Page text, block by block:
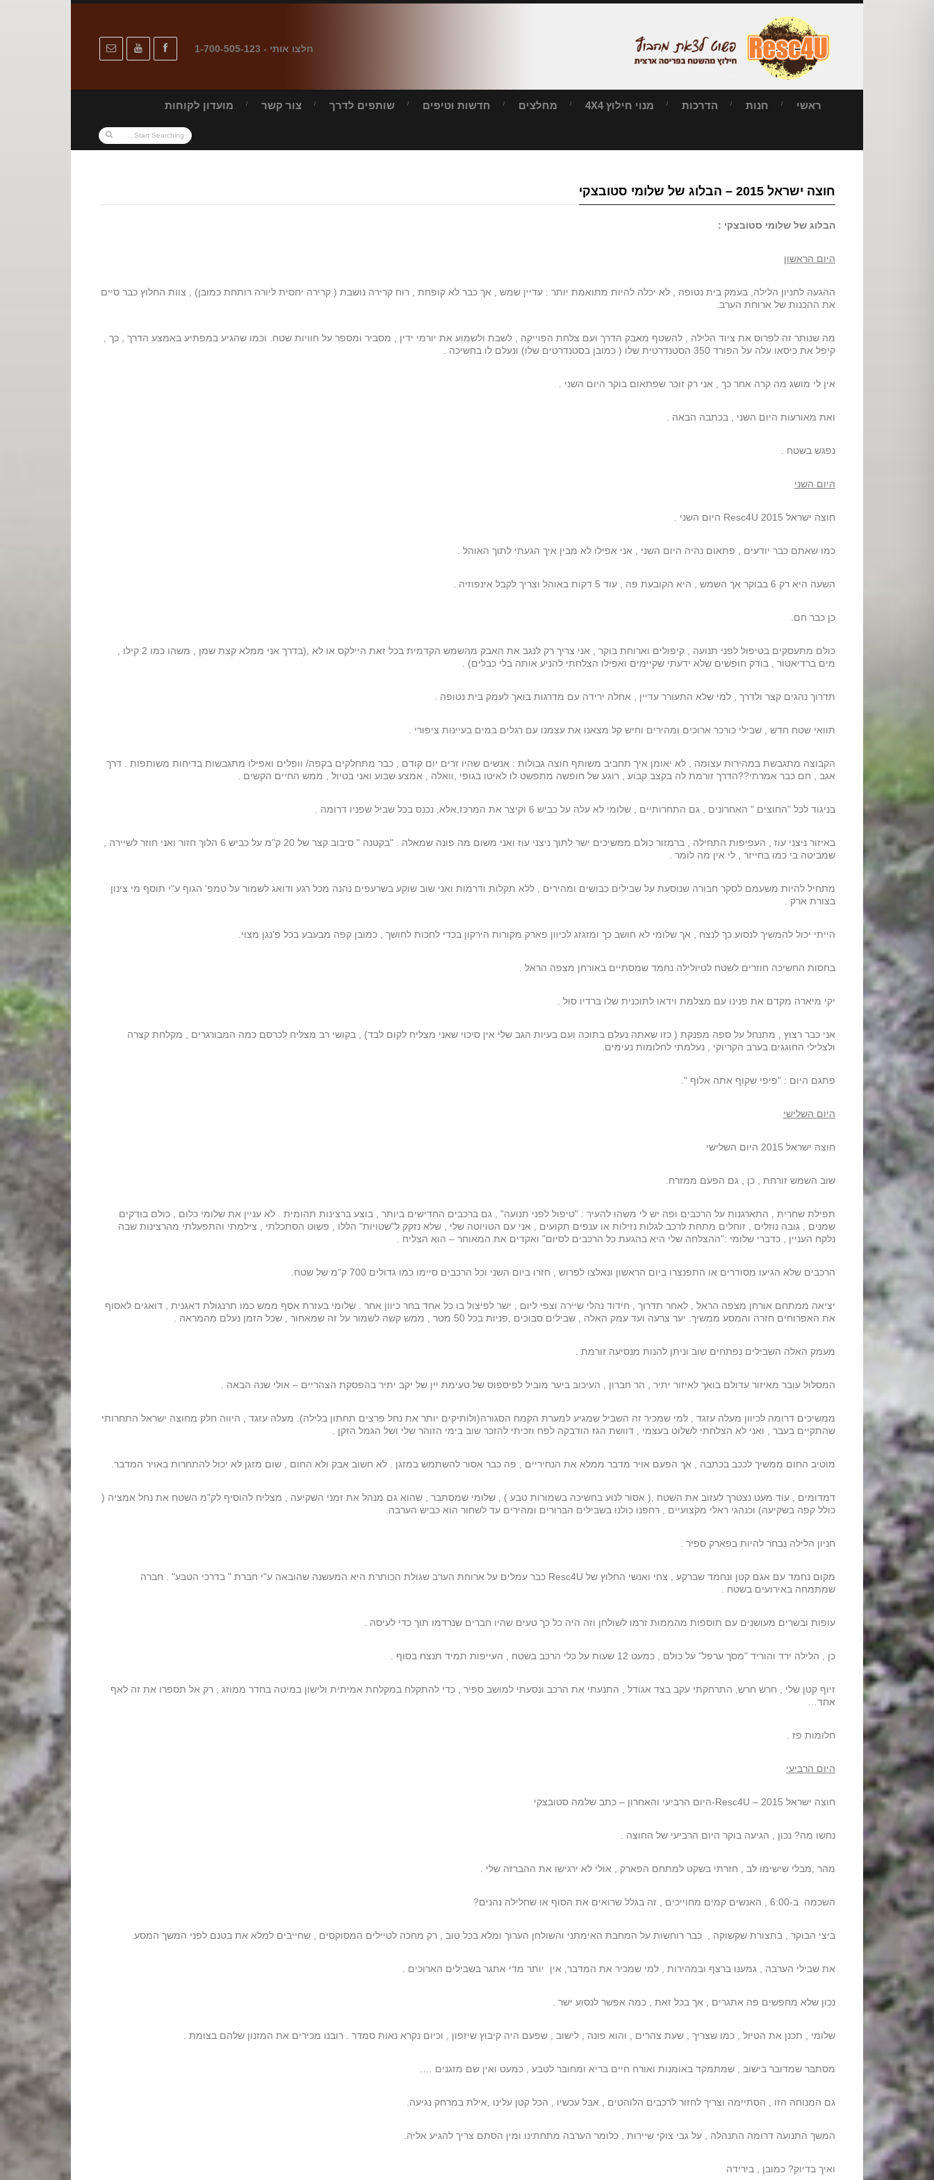
חלצו אותי - 1-700-505-123
ראשי חנות הדרכות מנוי חילוץ 4X4 מחלצים חדשות וטיפים שותפים לדרך צור קשר מועדון לקוחות
חוצה ישראל 2015 – הבלוג של שלומי סטובצקי
הבלוג של שלומי סטובצקי :
היום הראשון
ההגעה לחניון הלילה, בעמק בית נטופה , לא יכלה להיות מתואמת יותר : עדיין שמש , אך כבר לא קופחת , רוח קרירה נושבת ( קרירה יחסית ליורה רותחת כמובן) , צוות החלוץ כבר סיים
את ההכנות של ארוחת הערב.
מה שנותר זה לפרוס את ציוד הלילה , להשטף מאבק הדרך ועם צלחת הפוייקה , לשבת ולשמוע את יורמי ידין , מסביר ומספר על חוויות שטח. וכמו שהגיע במפתיע באמצע הדרך , כך ,
קיפל את כיסאו עלה על הפורד 350 הסטנדרטית שלו ( כמובן בסטנדרטים שלו) ונעלם לו בחשיכה .
אין לי מושג מה קרה אחר כך , אני רק זוכר שפתאום בוקר היום השני .
ואת מאורעות היום השני , בכתבה הבאה .
נפגש בשטח .
היום השני
חוצה ישראל 2015 Resc4U היום השני .
כמו שאתם כבר יודעים , פתאום נהיה היום השני , אני אפילו לא מבין איך הגעתי לתוך האוהל .
השעה היא רק 6 בבוקר אך השמש , היא הקובעת פה , עוד 5 דקות באוהל וצריך לקבל אינפוזיה .
כן כבר חם.
כולם מתעסקים בטיפול לפני תנועה , קיפולים וארוחת בוקר , אני צריך רק לנגב את האבק מהשמש הקדמית בכל זאת היילקס או לא ,(בדרך אני ממלא קצת שמן , משהו כמו 2 קילו ,
מים ברדיאטור , בודק חופשים שלא ידעתי שקיימים ואפילו הצלחתי להניע אותה בלי כבלים) .
תדרוך נהגים קצר ולדרך , למי שלא התעורר עדיין , אחלה ירידה עם מדרגות בואך לעמק בית נטופה .
תוואי שטח חדש , שבילי כורכר ארוכים ומהירים וחיש קל מצאנו את עצמנו עם רגלים במים בעיינות ציפורי .
הקבוצה מתגבשת במהירות עצומה , לא יאומן איך תחביב משותף חוצה גבולות : אנשים שהיו זרים יום קודם , כבר מתחלקים בקפה/ וופלים ואפילו מתגבשות בדיחות משותפות . דרך
אגב , חם כבר אמרתי??הדרך זורמת לה בקצב קבוע , רוגע של חופשה מתפשט לו לאיטו בגופי ,וואלה , אמצע שבוע ואני בטיול , ממש החיים הקשים .
בניגוד לכל "החוצים " האחרונים , גם התחרותיים , שלומי לא עלה על כביש 6 וקיצר את המרכז,אלא, נכנס בכל שביל שפניו דרומה .
באיזור ניצני עוז , העפיפות התחילה , ברמזור כולם ממשיכים ישר לתוך ניצני עוז ואני משום מה פונה שמאלה . "בקטנה " סיבוב קצר של 20 ק"מ על כביש 6 הלוך חזור ואני חוזר לשיירה ,
שמביטה בי כמו בחייזר , לי אין מה לומר .
מתחיל להיות משעמם לסקר חבורה שנוסעת על שבילים כבושים ומהירים , ללא תקלות ודרמות ואני שוב שוקע בשרעפים נהנה מכל רגע ודואג לשמור על טמפ' הגוף ע"י תוסף מי צינון
בצורת ארק .
הייתי יכול להמשיך לנסוע כך לנצח , אך שלומי לא חושב כך ומזגזג לכיוון פארק מקורות הירקון בכדי לחכות לחושך , כמובן קפה מבעבע בכל פ'נגן מצוי.
בחסות החשיכה חוזרים לשטח לטיולילה נחמד שמסתיים באורחן מצפה הראל .
יקי מיארה מקדם את פנינו עם מצלמת וידאו לתוכנית שלו ברדיו סול .
אני כבר רצוץ , מתנחל על ספה מפנקת ( כזו שאתה נעלם בתוכה ועם בעיות הגב שלי אין סיכוי שאני מצליח לקום לבד) , בקושי רב מצליח לכרסם כמה המבורגרים , מקלחת קצרה
ולצלילי החוגגים בערב הקריוקי , נעלמתי לחלומות נעימים.
פתגם היום : "פיפי שקוף אתה אלוף ".
היום השלישי
חוצה ישראל 2015 היום השלישי
שוב השמש זורחת , כן , גם הפעם ממזרח.
תפילת שחרית , התארגנות על הרכבים ופה יש לי משהו להעיר : "טיפול לפני תנועה" , גם ברכבים החדישים ביותר , בוצע ברצינות תהומית . לא עניין את שלומי כלום , כולם בודקים
שמנים , גובה נוזלים , זוחלים מתחת לרכב לגלות נזילות או ענפים תקועים , אני עם הטויוטה שלי , שלא נזקק ל"שטויות" הללו , פשוט הסתכלתי , צילמתי והתפעלתי מהרצינות שבה
נלקח העניין , כדברי שלומי :"ההצלחה שלי היא בהגעת כל הרכבים לסיום" ואקדים את המאוחר – הוא הצליח .
הרכבים שלא הגיעו מסודרים או התפנצרו ביום הראשון ונאלצו לפרוש , חזרו ביום השני וכל הרכבים סיימו כמו גדולים 700 ק"מ של שטח.
יציאה ממתחם אורחן מצפה הראל , לאחר תדרוך , חידוד נהלי שיירה וצפי ליום , ישר לפיצול בו כל אחד בחר כיוון אחר . שלומי בעזרת אסף ממש כמו תרנגולת דאגנית , דואגים לאסוף
את האפרוחים חזרה והמסע ממשיך. יער צרעה ועד עמק האלה , שבילים סבוכים ,פניות בכל 50 מטר , ממש קשה לשמור על זה שמאחור , שכל הזמן נעלם מהמראה .
מעמק האלה השבילים נפתחים שוב וניתן להנות מנסיעה זורמת .
המסלול עובר מאיזור עדולם בואך לאיזור יתיר , הר חברון , העיכוב ביער מוביל לפיספוס של טעימת יין של יקב יתיר בהפסקת הצהריים – אולי שנה הבאה .
ממשיכים דרומה לכיוון מעלה עזגד , למי שמכיר זה השביל שמגיע למערת הקמח הסגורה(ולותיקים יותר את נחל פרצים תחתון בלילה). מעלה עזגד , היווה חלק מחוצה ישראל התחרותי
שהתקיים בעבר , ואני לא הצלחתי לשלוט בעצמי , דוושת הגז הודבקה לפח וזכיתי להזכר שוב בימי הזוהר שלי ושל הגמל הזקן .
מוטיב החום ממשיך לככב בכתבה , אך הפעם אויר מדבר ממלא את הנחיריים , פה כבר אסור להשתמש במזגן . לא חשוב אבק ולא החום , שום מזגן לא יכול להתחרות באויר המדבר.
דמדומים , עוד מעט נצטרך לעזוב את השטח ,( אסור לנוע בחשיכה בשמורות טבע ) , שלומי שמסתבר , שהוא גם מנהל את זמני השקיעה , מצליח להוסיף לק"מ השטח את נחל אמציה (
כולל קפה בשקיעה) וכנהגי ראלי מקצועיים , רחפנו כולנו בשבילים הברורים ומהירים עד לשחור הוא כביש הערבה.
חניון הלילה נבחר להיות בפארק ספיר .
מקום נחמד עם אגם קטן ונחמד שברקע , צחי ואנשי החלוץ של Resc4U כבר עמלים על ארוחת הערב שגולת הכותרת היא המעשנה שהובאה ע"י חברת " בדרכי הטבע" . חברה
שמתמחה באירועים בשטח .
עופות ובשרים מעושנים עם תוספות מהממות זרמו לשולחן וזה היה כל כך טעים שהיו חברים שנרדמו תוך כדי לעיסה .
כן , הלילה ירד והוריד "מסך ערפל" על כולם , כמעט 12 שעות על כלי הרכב בשטח , העייפות תמיד תנצח בסוף .
זיוף קטן שלי , חרש חרש, התרחקתי עקב בצד אגודל , התנעתי את הרכב ונסעתי למושב ספיר , כדי להתקלח במקלחת אמיתית ולישון במיטה בחדר ממוזג , רק אל תספרו את זה לאף
אחד…
חלומות פז .
היום הרביעי
חוצה ישראל 2015 – Resc4U-היום הרביעי והאחרון – כתב שלמה סטובצקי
נחשו מה? נכון , הגיעה בוקר היום הרביעי של החוצה .
מהר ,מבלי שישימו לב , חזרתי בשקט למתחם הפארק , אולי לא ירגישו את ההברזה שלי .
השכמה ב-6:00 , האנשים קמים מחוייכים , זה בגלל שרואים את הסוף או שחלילה נהנים?
ביצי הבוקר , בתצורת שקשוקה , כבר רוחשות על המחבת האימתני והשולחן הערוך ומלא בכל טוב , רק מחכה לטיילים המסוקסים , שחייבים למלא את בטנם לפני המשך המסע.
את שבילי הערבה , גמענו ברצף ובמהירות , למי שמכיר את המדבר, אין יותר מדי אתגר בשבילים הארוכים .
נכון שלא מחפשים פה אתגרים , אך בכל זאת , כמה אפשר לנסוע ישר .
שלומי , תכנן את הטיול , כמו שצריך , שעת צהרים , והוא פונה , לישוב , שפעם היה קיבוץ שיזפון , וכיום נקרא נאות סמדר . רובנו מכירים את המזנון שלהם בצומת .
מסתבר שמדובר בישוב , שמתמקד באומנות ואורח חיים בריא ומחובר לטבע , כמעט ואין שם מזגנים ….
גם המנוחה הזו , הסתיימה וצריך לחזור לרכבים הלוהטים , אבל עכשיו , הכל קטן עלינו ,אילת במרחק נגיעה.
המשך התנועה דרומה התנהלה , על גבי צוקי שיירות , כלומר הערבה מתחתינו ומין הסתם צריך להגיע אליה.
ואיך בדיוק? כמובן , בירידה